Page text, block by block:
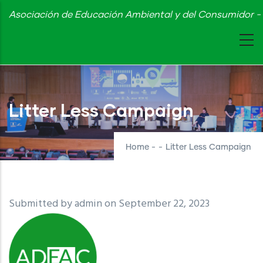
Skip
content
Asociación de Educación Ambiental y del Consumidor
Litter Less Campaign
Home - - Litter Less Campaign
Submitted byadminon September 22, 2023